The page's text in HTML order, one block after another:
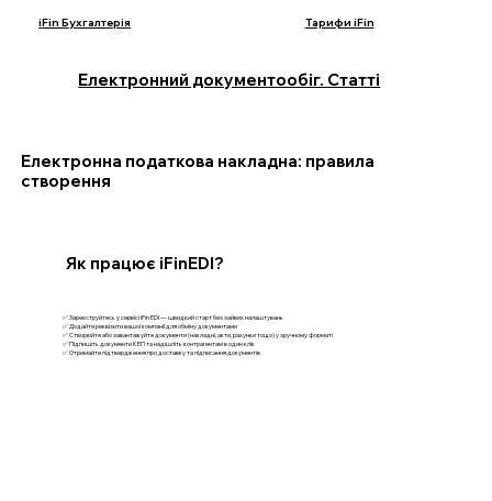
iFin Бухгалтерія Тарифи iFin
Електронний документообіг. Статті
Електронна податкова накладна: правила
створення
✅ Зареєструйтесь у сервісі iFin EDI — швидкий старт без зайвих налаштувань
✅ Додайте реквізити вашої компанії для обміну документами
✅ Створюйте або завантажуйте документи (накладні, акти, рахунки тощо) у зручному форматі
✅ Підпишіть документи КЕП та надішліть контрагентам в один клік
✅ Отримайте підтвердження про доставку та підписання документів
Як працює iFinEDI?